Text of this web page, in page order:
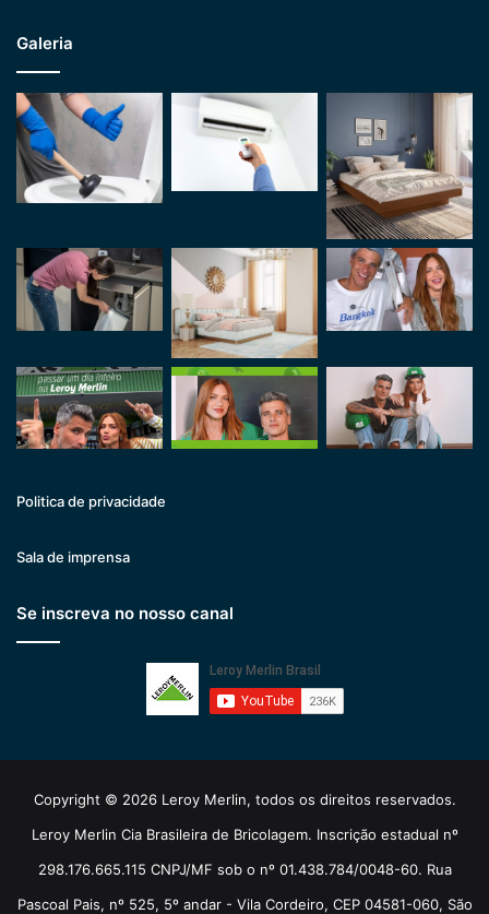
Galeria
Politica de privacidade
Sala de imprensa
Se inscreva no nosso canal
Copyright © 2026 Leroy Merlin, todos os direitos reservados.
Leroy Merlin Cia Brasileira de Bricolagem. Inscrição estadual nº
298.176.665.115 CNPJ/MF sob o nº 01.438.784/0048-60. Rua
Pascoal Pais, nº 525, 5º andar - Vila Cordeiro, CEP 04581-060, São